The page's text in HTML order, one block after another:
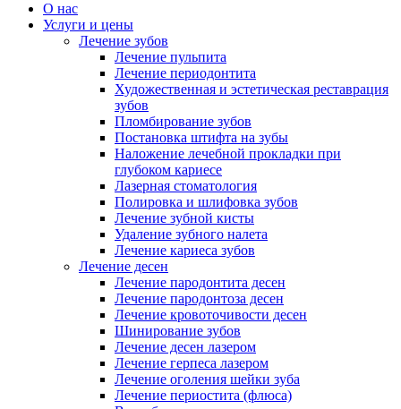
О нас
Услуги и цены
Лечение зубов
Лечение пульпита
Лечение периодонтита
Художественная и эстетическая реставрация
зубов
Пломбирование зубов
Постановка штифта на зубы
Наложение лечебной прокладки при
глубоком кариесе
Лазерная стоматология
Полировка и шлифовка зубов
Лечение зубной кисты
Удаление зубного налета
Лечение кариеса зубов
Лечение десен
Лечение пародонтита десен
Лечение пародонтоза десен
Лечение кровоточивости десен
Шинирование зубов
Лечение десен лазером
Лечение герпеса лазером
Лечение оголения шейки зуба
Лечение периостита (флюса)